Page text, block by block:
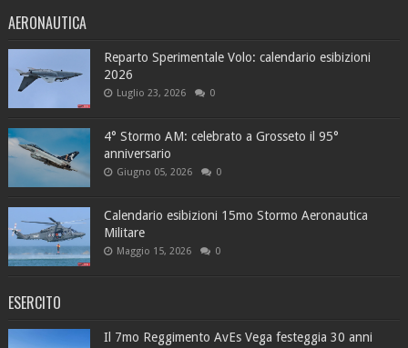
AERONAUTICA
Reparto Sperimentale Volo: calendario esibizioni
2026
Luglio 23, 2026 0
4° Stormo AM: celebrato a Grosseto il 95°
anniversario
Giugno 05, 2026 0
Calendario esibizioni 15mo Stormo Aeronautica
Militare
Maggio 15, 2026 0
ESERCITO
Il 7mo Reggimento AvEs Vega festeggia 30 anni